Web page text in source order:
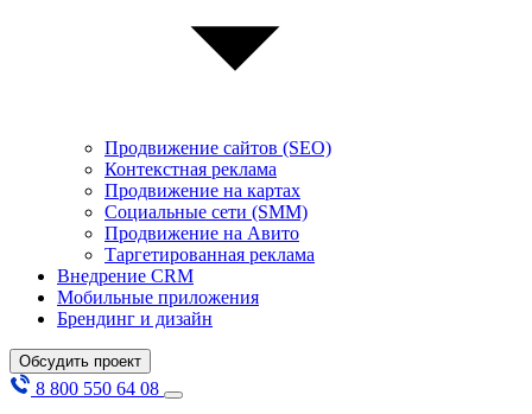
Продвижение сайтов (SEO)
Контекстная реклама
Продвижение на картах
Социальные сети (SMM)
Продвижение на Авито
Таргетированная реклама
Внедрение CRM
Мобильные приложения
Брендинг и дизайн
Обсудить проект
8 800 550 64 08